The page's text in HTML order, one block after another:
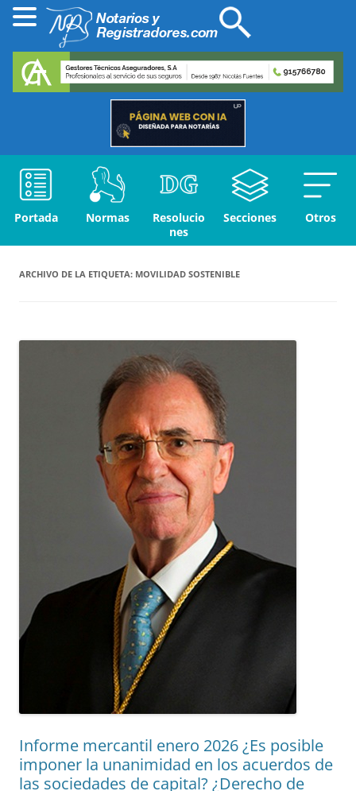
Portada Normas
Resolucio
nes
Secciones Otros
ARCHIVO DE LA ETIQUETA: MOVILIDAD SOSTENIBLE
Informe mercantil enero 2026 ¿Es posible
imponer la unanimidad en los acuerdos de
las sociedades de capital? ¿Derecho de